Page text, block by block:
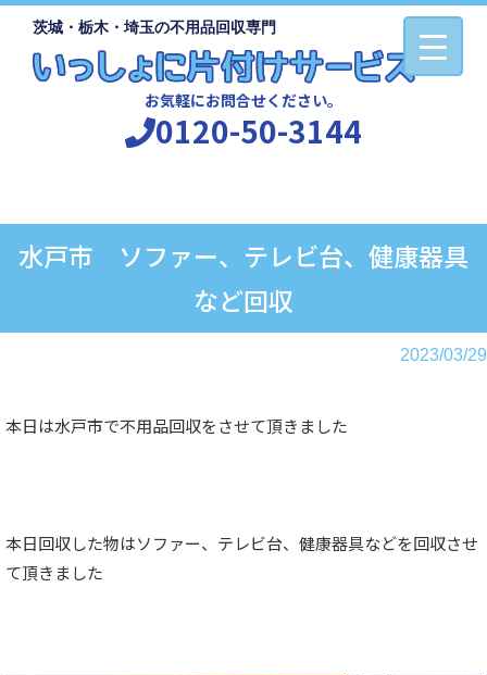
茨城・栃木・埼玉の不用品回収専門
お気軽にお問合せください。
0120-50-3144
水戸市 ソファー、テレビ台、健康器具
など回収
2023/03/29
本日は水戸市で不用品回収をさせて頂きました
本日回収した物はソファー、テレビ台、健康器具などを回収させ
て頂きました